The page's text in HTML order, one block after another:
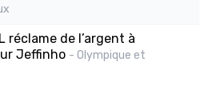
réclame de l’argent à
Jeffinho - Olympique et